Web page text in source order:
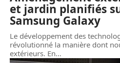
et jardin planifiés
Samsung Galaxy
Le développement des
révolutionné la manière dont
extérieurs. En…